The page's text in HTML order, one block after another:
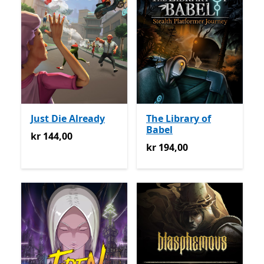
Just Die Already
kr 144,00
kr 144,00
The Library of
Babel
kr 194,00
kr 194,00